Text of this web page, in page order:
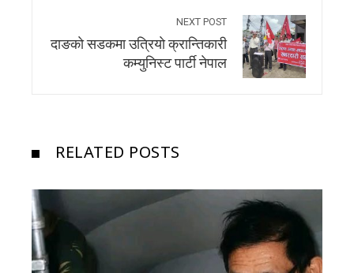
NEXT POST
दाङकाे सडकमा उत्रियाे क्रान्तिकारी
कम्युनिस्ट पार्टी नेपाल
RELATED POSTS